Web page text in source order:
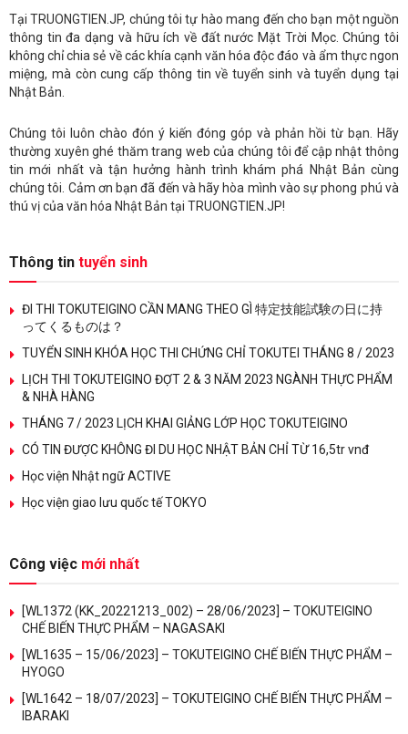
Tại TRUONGTIEN.JP, chúng tôi tự hào mang đến cho bạn một nguồn
thông tin đa dạng và hữu ích về đất nước Mặt Trời Mọc. Chúng tôi
không chỉ chia sẻ về các khía cạnh văn hóa độc đáo và ẩm thực ngon
miệng, mà còn cung cấp thông tin về tuyển sinh và tuyển dụng tại
Nhật Bản.
Chúng tôi luôn chào đón ý kiến đóng góp và phản hồi từ bạn. Hãy
thường xuyên ghé thăm trang web của chúng tôi để cập nhật thông
tin mới nhất và tận hưởng hành trình khám phá Nhật Bản cùng
chúng tôi. Cảm ơn bạn đã đến và hãy hòa mình vào sự phong phú và
thú vị của văn hóa Nhật Bản tại TRUONGTIEN.JP!
Thông tin tuyển sinh
ĐI THI TOKUTEIGINO CẦN MANG THEO GÌ 特定技能試験の日に持
ってくるものは？
TUYỂN SINH KHÓA HỌC THI CHỨNG CHỈ TOKUTEI THÁNG 8 / 2023
LỊCH THI TOKUTEIGINO ĐỢT 2 & 3 NĂM 2023 NGÀNH THỰC PHẨM
& NHÀ HÀNG
THÁNG 7 / 2023 LỊCH KHAI GIẢNG LỚP HỌC TOKUTEIGINO
CÓ TIN ĐƯỢC KHÔNG ĐI DU HỌC NHẬT BẢN CHỈ TỪ 16,5tr vnđ
Học viện Nhật ngữ ACTIVE
Học viện giao lưu quốc tế TOKYO
Công việc mới nhất
[WL1372 (KK_20221213_002) – 28/06/2023] – TOKUTEIGINO
CHẾ BIẾN THỰC PHẨM – NAGASAKI
[WL1635 – 15/06/2023] – TOKUTEIGINO CHẾ BIẾN THỰC PHẨM –
HYOGO
[WL1642 – 18/07/2023] – TOKUTEIGINO CHẾ BIẾN THỰC PHẨM –
IBARAKI